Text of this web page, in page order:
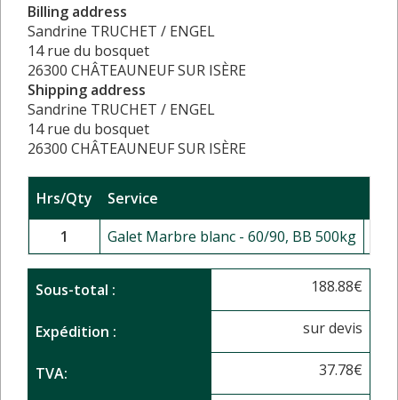
Billing address
Sandrine TRUCHET / ENGEL
14 rue du bosquet
26300 CHÂTEAUNEUF SUR ISÈRE
Shipping address
Sandrine TRUCHET / ENGEL
14 rue du bosquet
26300 CHÂTEAUNEUF SUR ISÈRE
Hrs/Qty Service
1
Galet Marbre blanc - 60/90, BB 500kg
Sous-total : 188.88€
Expédition : sur devis
TVA: 37.78€